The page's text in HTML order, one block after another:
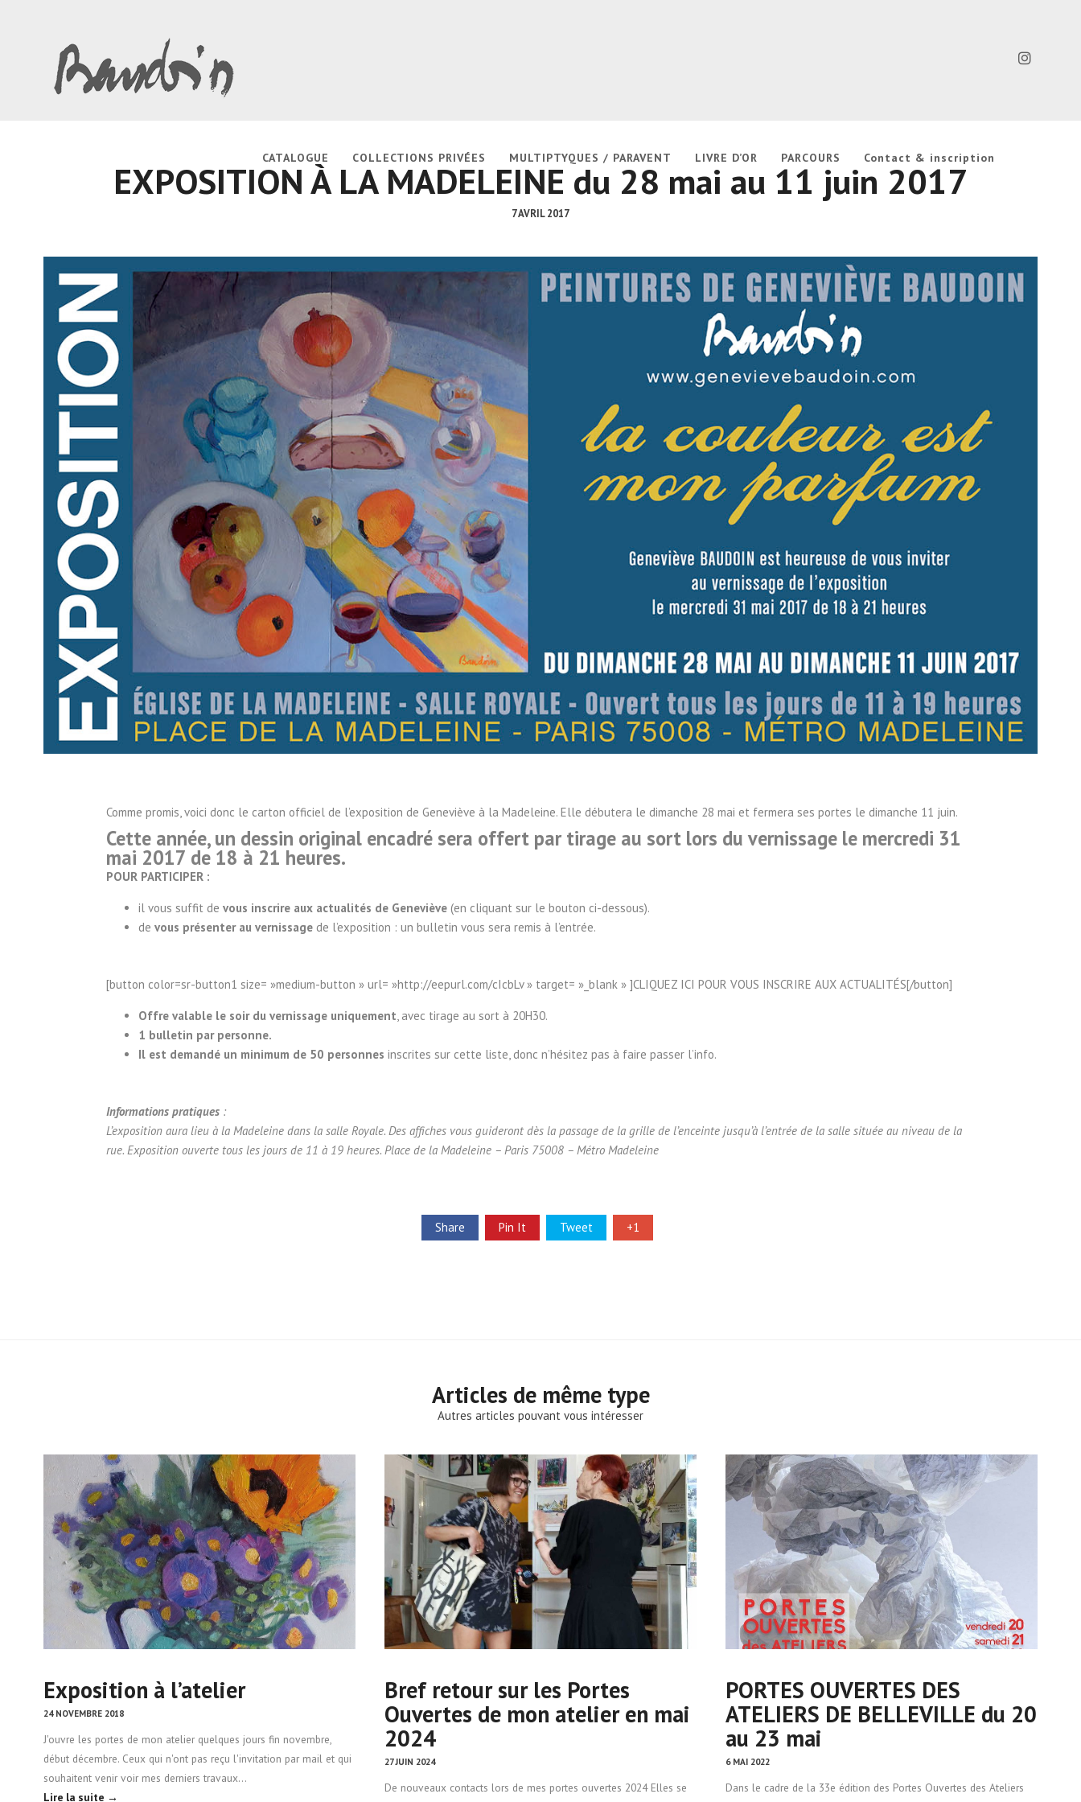
CATALOGUE COLLECTIONS PRIVÉES MULTIPTYQUES / PARAVENT LIVRE D’OR PARCOURS Contact & inscription
EXPOSITION À LA MADELEINE du 28 mai au 11 juin 2017
7 AVRIL 2017
Comme promis, voici donc le carton officiel de l’exposition de Geneviève à la Madeleine. Elle débutera le dimanche 28 mai et fermera ses portes le dimanche 11 juin.
Cette année, un dessin original encadré sera offert par tirage au sort lors du vernissage le mercredi 31
mai 2017 de 18 à 21 heures.
POUR PARTICIPER :
il vous suffit de vous inscrire aux actualités de Geneviève (en cliquant sur le bouton ci-dessous).
de vous présenter au vernissage de l’exposition : un bulletin vous sera remis à l’entrée.
[button color=sr-button1 size= »medium-button » url= »http://eepurl.com/cIcbLv » target= »_blank » ]CLIQUEZ ICI POUR VOUS INSCRIRE AUX ACTUALITÉS[/button]
Offre valable le soir du vernissage uniquement, avec tirage au sort à 20H30.
1 bulletin par personne.
Il est demandé un minimum de 50 personnes inscrites sur cette liste, donc n’hésitez pas à faire passer l’info.
Informations pratiques :
L’exposition aura lieu à la Madeleine dans la salle Royale. Des affiches vous guideront dès la passage de la grille de l’enceinte jusqu’à l’entrée de la salle située au niveau de la
rue. Exposition ouverte tous les jours de 11 à 19 heures. Place de la Madeleine – Paris 75008 – Métro Madeleine
Share Pin It Tweet +1
Articles de même type
Autres articles pouvant vous intéresser
Exposition à l’atelier
24 NOVEMBRE 2018
J'ouvre les portes de mon atelier quelques jours fin novembre,
début décembre. Ceux qui n'ont pas reçu l'invitation par mail et qui
souhaitent venir voir mes derniers travaux…
Lire la suite →
Bref retour sur les Portes
Ouvertes de mon atelier en mai
2024
27 JUIN 2024
De nouveaux contacts lors de mes portes ouvertes 2024 Elles se
PORTES OUVERTES DES
ATELIERS DE BELLEVILLE du 20
au 23 mai
6 MAI 2022
Dans le cadre de la 33e édition des Portes Ouvertes des Ateliers